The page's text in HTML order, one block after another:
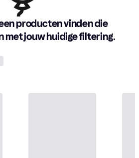
producten vinden die
met jouw huidige filtering.